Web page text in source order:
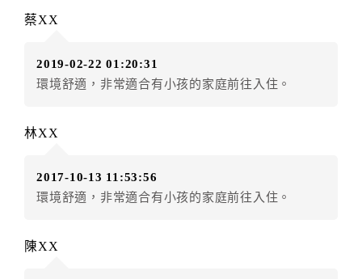
房者應補足差額。（限原訂飯店）
房者不得要求退其差額。（限原訂飯店）
額3個月
．訂房者使用「保留住宿金額」時，請注意！為避免飯
店客滿，敬請及早計畫，如逾時未提出申辦，視同無條
．每筆訂單異動限定乙次，限原訂飯店，異動完成後不
蔡XX
2019-02-22 01:20:31
環境舒適，非常適合有小孩的家庭前往入住。
林XX
2017-10-13 11:53:56
環境舒適，非常適合有小孩的家庭前往入住。
陳XX